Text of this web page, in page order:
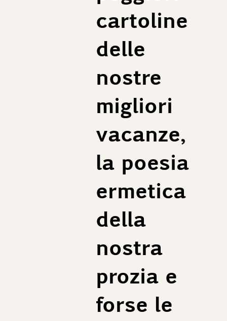
Longueur des jamber conseillée : 77cm
1/2 Ceinture : 48 cm
Longueur des jamber conseillée : 78cm
1/2 Ceinture : 50 cm
Longueur des jamber conseillée : 79cm
Longueur des jamber conseillée : 80cm
cartoline
delle
nostre
migliori
vacanze,
la poesia
ermetica
della
nostra
prozia e
forse le